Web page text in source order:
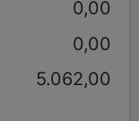
0,00
0,00
5.062,00